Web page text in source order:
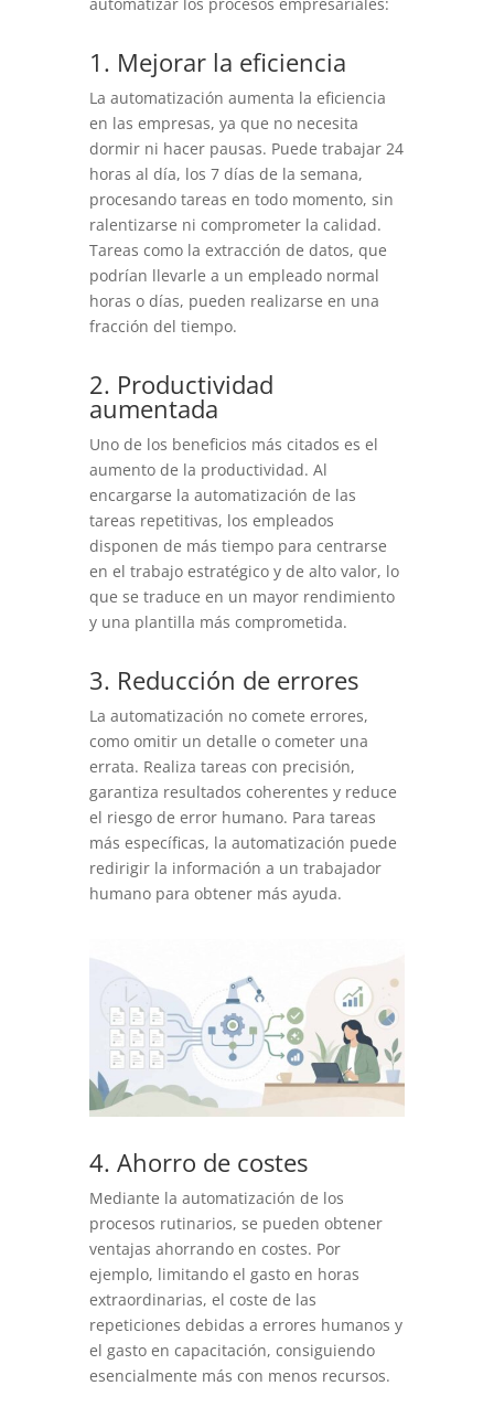
1. Mejorar la eficiencia
La automatización aumenta la eficiencia
en las empresas, ya que no necesita
dormir ni hacer pausas. Puede trabajar 24
horas al día, los 7 días de la semana,
procesando tareas en todo momento, sin
ralentizarse ni comprometer la calidad.
Tareas como la extracción de datos, que
podrían llevarle a un empleado normal
horas o días, pueden realizarse en una
fracción del tiempo.
2. Productividad
aumentada
Uno de los beneficios más citados es el
aumento de la productividad. Al
encargarse la automatización de las
tareas repetitivas, los empleados
disponen de más tiempo para centrarse
en el trabajo estratégico y de alto valor, lo
que se traduce en un mayor rendimiento
y una plantilla más comprometida.
3. Reducción de errores
La automatización no comete errores,
como omitir un detalle o cometer una
errata. Realiza tareas con precisión,
garantiza resultados coherentes y reduce
el riesgo de error humano. Para tareas
más específicas, la automatización puede
redirigir la información a un trabajador
humano para obtener más ayuda.
4. Ahorro de costes
Mediante la automatización de los
procesos rutinarios, se pueden obtener
ventajas ahorrando en costes. Por
ejemplo, limitando el gasto en horas
extraordinarias, el coste de las
repeticiones debidas a errores humanos y
el gasto en capacitación, consiguiendo
esencialmente más con menos recursos.